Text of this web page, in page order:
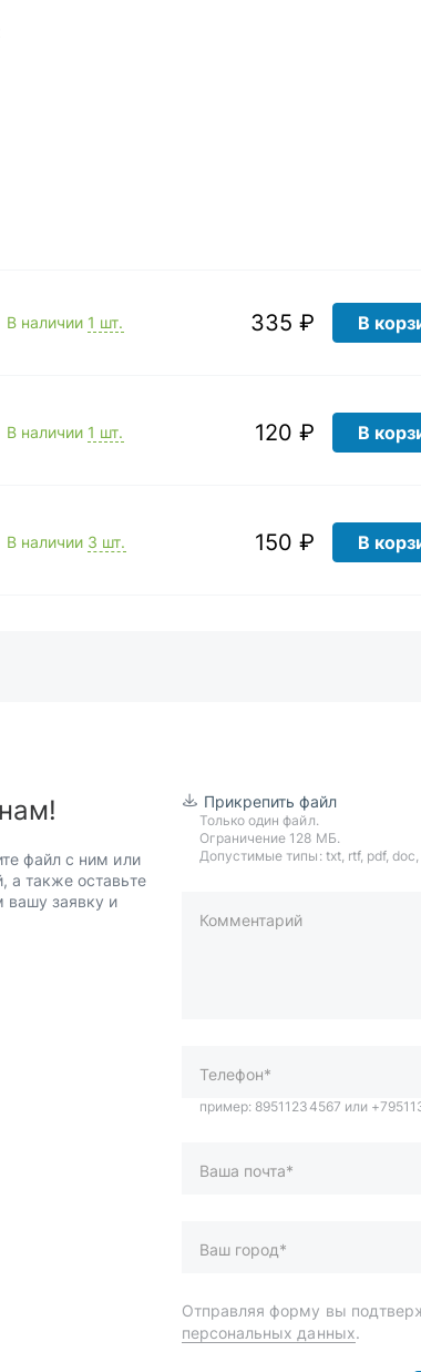
В наличии 1 шт. 335 ₽ В
В наличии 1 шт. 120 ₽ В
В наличии 3 шт. 150 ₽ В
файл с ним или
а также оставьте
вашу заявку и
Прикрепить файл
Только один файл.
Ограничение 128 МБ.
Допустимые типы: txt, rtf, pdf,
Комментарий
пример: 89511234567 или
Доставка и оплата